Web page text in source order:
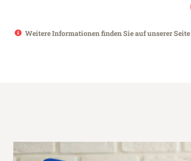
Weitere Informationen finden Sie auf unserer Seite